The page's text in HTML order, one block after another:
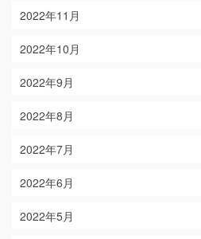
2022年11月
2022年10月
2022年9月
2022年8月
2022年7月
2022年6月
2022年5月